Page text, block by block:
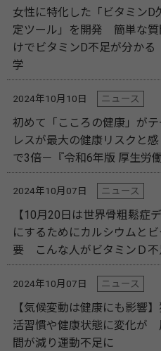
女性に特化した「ビタミンD
定ツール」を開発 簡単な質
けでビタミンD不足が分か
学
2024年10月10日 ニュース
初めて「こころの健康」が
レスが最大の健康リスクと
で3倍－『令和6年版 厚生労働
2024年10月07日 ニュース
【10月20日は世界骨粗鬆症
にするためにカルシウムと
要 こんな人がビタミンＤ不
2024年10月07日 ニュース
【気候変動は健康にも影響
活習慣や健康状態に変化が
間が減り運動不足に